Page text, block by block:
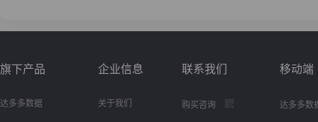
旗下产品
达多多数据
企业信息
关于我们
联系我们
购买咨询
移动端
达多多数